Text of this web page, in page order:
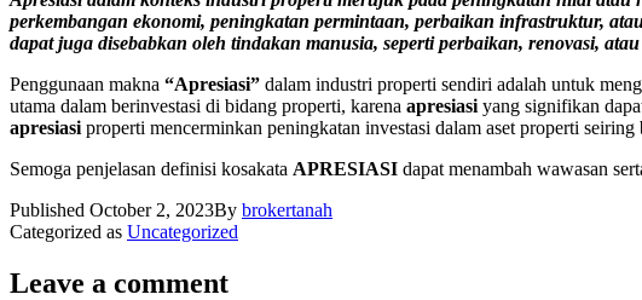
perkembangan ekonomi, peningkatan permintaan, perbaikan infrastruktur,
dapat juga disebabkan oleh tindakan manusia, seperti perbaikan, renovasi,
Penggunaan makna “Apresiasi” dalam industri properti sendiri adalah untuk
utama dalam berinvestasi di bidang properti, karena apresiasi yang signifikan
apresiasi properti mencerminkan peningkatan investasi dalam aset properti
Semoga penjelasan definisi kosakata APRESIASI dapat menambah wawasan
Published October 2, 2023By brokertanah
Categorized as Uncategorized
Leave a comment